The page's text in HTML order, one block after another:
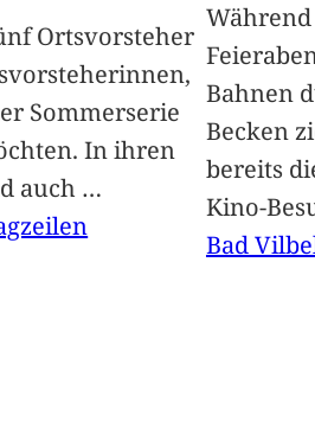
Ortsvorsteher
Sommerserie
In ihren
auch …
Bahnen
Becken
bereits
Kino-
Bad